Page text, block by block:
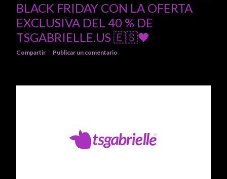
BLACK FRIDAY CON LA OFERTA
EXCLUSIVA DEL 40 % DE
TSGABRIELLE.US 🇪🇸🖤
Compartir Publicar un comentario